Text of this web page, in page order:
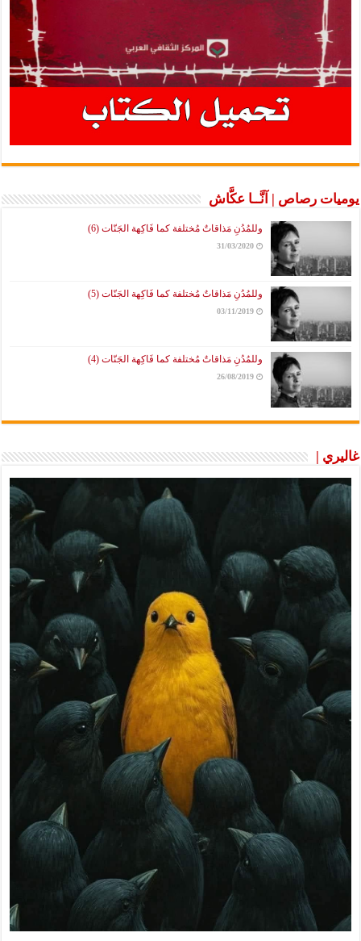
يوميات رصاص | آنَّــا عكَّاش
وللمُدُنِ مَذاقاتٌ مُختلفة كما فَاكِهة الجَنّات (6)
31/03/2020
وللمُدُنِ مَذاقاتٌ مُختلفة كما فَاكِهة الجَنّات (5)
03/11/2019
وللمُدُنِ مَذاقاتٌ مُختلفة كما فَاكِهة الجَنّات (4)
26/08/2019
غاليري |